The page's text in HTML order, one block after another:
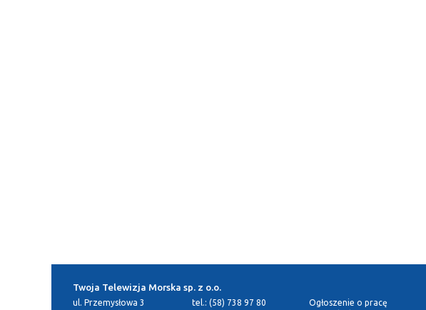
Twoja Telewizja Morska sp. z o.o.
ul. Przemysłowa 3
tel.: (58) 738 97 80
Ogłoszenie o pracę